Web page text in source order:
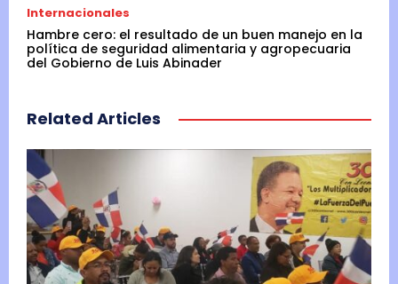
Internacionales
Hambre cero: el resultado de un buen manejo en la
política de seguridad alimentaria y agropecuaria
del Gobierno de Luis Abinader
Related Articles